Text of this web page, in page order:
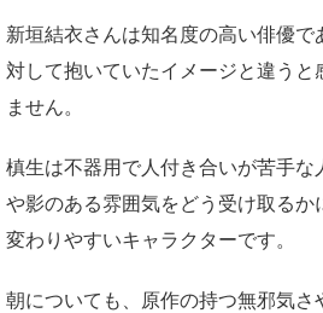
新垣結衣さんは知名度の高い俳優で
対して抱いていたイメージと違う
ません。
槙生は不器用で人付き合いが苦手な
や影のある雰囲気をどう受け取るか
変わりやすいキャラクターです。
朝についても、原作の持つ無邪気さ